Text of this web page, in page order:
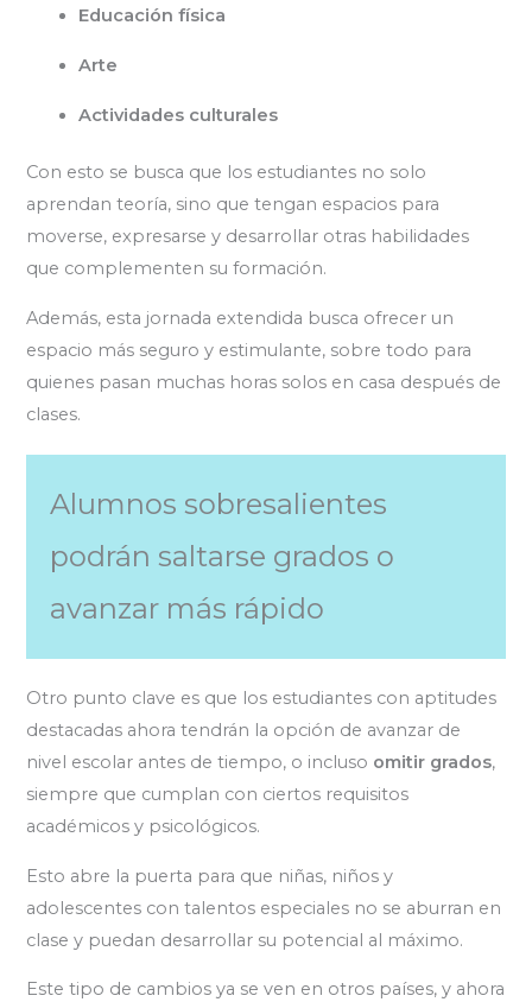
Educación física
Arte
Actividades culturales
Con esto se busca que los estudiantes no solo
aprendan teoría, sino que tengan espacios para
moverse, expresarse y desarrollar otras habilidades
que complementen su formación.
Además, esta jornada extendida busca ofrecer un
espacio más seguro y estimulante, sobre todo para
quienes pasan muchas horas solos en casa después de
clases.
Alumnos sobresalientes
podrán saltarse grados o
avanzar más rápido
Otro punto clave es que los estudiantes con aptitudes
destacadas ahora tendrán la opción de avanzar de
nivel escolar antes de tiempo, o incluso omitir grados,
siempre que cumplan con ciertos requisitos
académicos y psicológicos.
Esto abre la puerta para que niñas, niños y
adolescentes con talentos especiales no se aburran en
clase y puedan desarrollar su potencial al máximo.
Este tipo de cambios ya se ven en otros países, y ahora